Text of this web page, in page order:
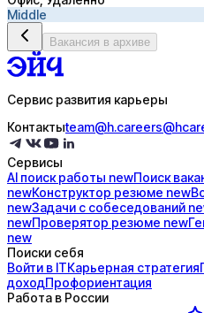
Middle
Вакансия в архиве
Сервис развития карьеры
Контактыteam@h.careers
Сервисы
AI поискработы newПоиск
newКонструктор резюме new
newЗадачи с собеседований
newПроверятор резюме new
new
Поиски себя
Войти в ITКарьерная стратегия
доходПрофориентация
Работа в России